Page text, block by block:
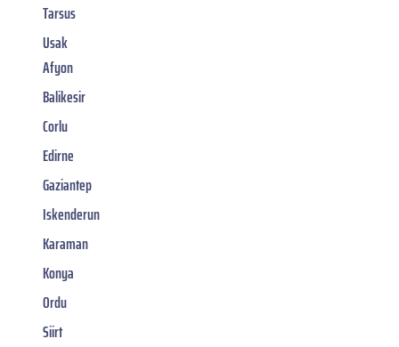
Tarsus
Usak
Afyon
Balikesir
Corlu
Edirne
Gaziantep
Iskenderun
Karaman
Konya
Ordu
Siirt